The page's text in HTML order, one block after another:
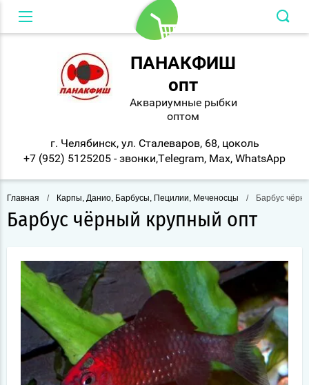
Вход в кабинет
ПАНАКФИШ
опт
Аквариумные рыбки
оптом
г. Челябинск, ул. Сталеваров, 68, цоколь
+7 (952) 5125205 - звонки,Telegram, Max, WhatsApp
Главная / Карпы, Данио, Барбусы, Пецилии, Меченосцы / Барбус
Барбус чёрный крупный опт